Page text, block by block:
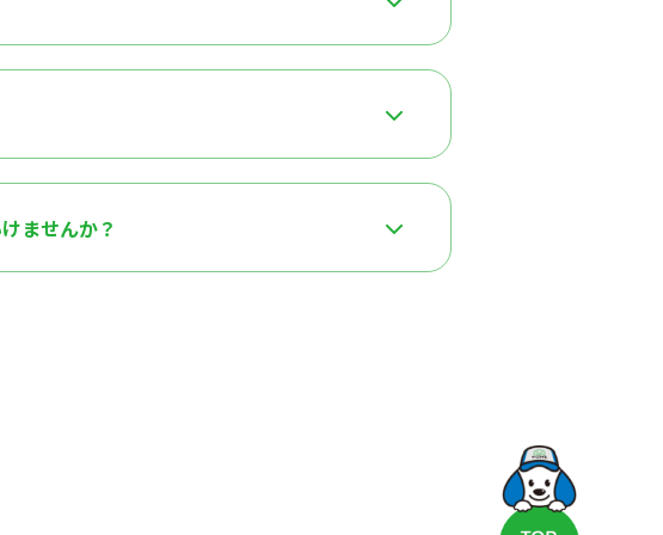
ませんか？